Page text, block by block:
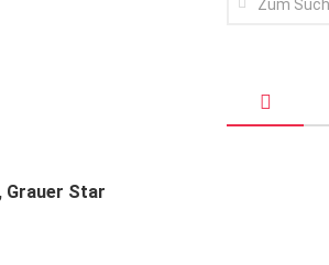
Grauer Star